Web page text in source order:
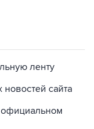
ленту
сайта
официальном